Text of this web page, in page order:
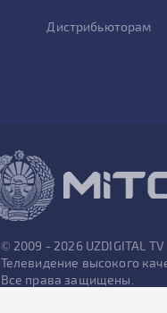
Дистрибьюторам
© 2009 - 2026 UZDIGITAL TV
Телевидение высокого
Все права защищены.